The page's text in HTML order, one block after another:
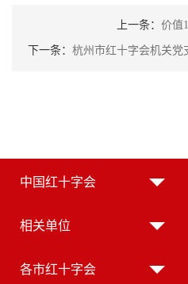
上一条： 价值
下一条： 杭州市红十字会机关党支
中国红十字会
相关单位
各市红十字会